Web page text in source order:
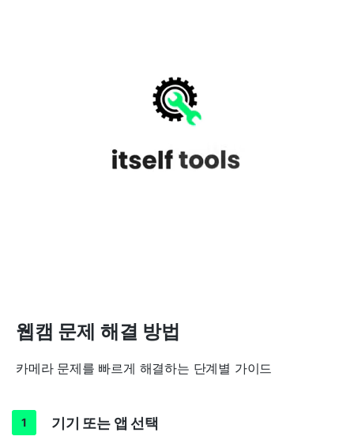
웹캠 문제 해결 방법
카메라 문제를 빠르게 해결하는 단계별 가이드
기기 또는 앱 선택